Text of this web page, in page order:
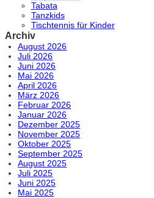
Tabata
Tanzkids
Tischtennis für Kinder
Archiv
August 2026
Juli 2026
Juni 2026
Mai 2026
April 2026
März 2026
Februar 2026
Januar 2026
Dezember 2025
November 2025
Oktober 2025
September 2025
August 2025
Juli 2025
Juni 2025
Mai 2025